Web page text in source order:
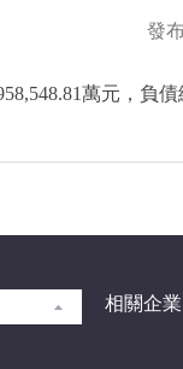
發
萬元，負
相關企業